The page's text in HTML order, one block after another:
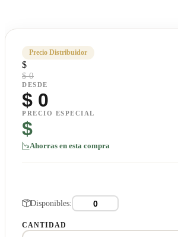
Precio Distribuidor
$
$ 0
DESDE
$ 0
PRECIO ESPECIAL
$
Ahorras en esta compra
Disponibles:
CANTIDAD